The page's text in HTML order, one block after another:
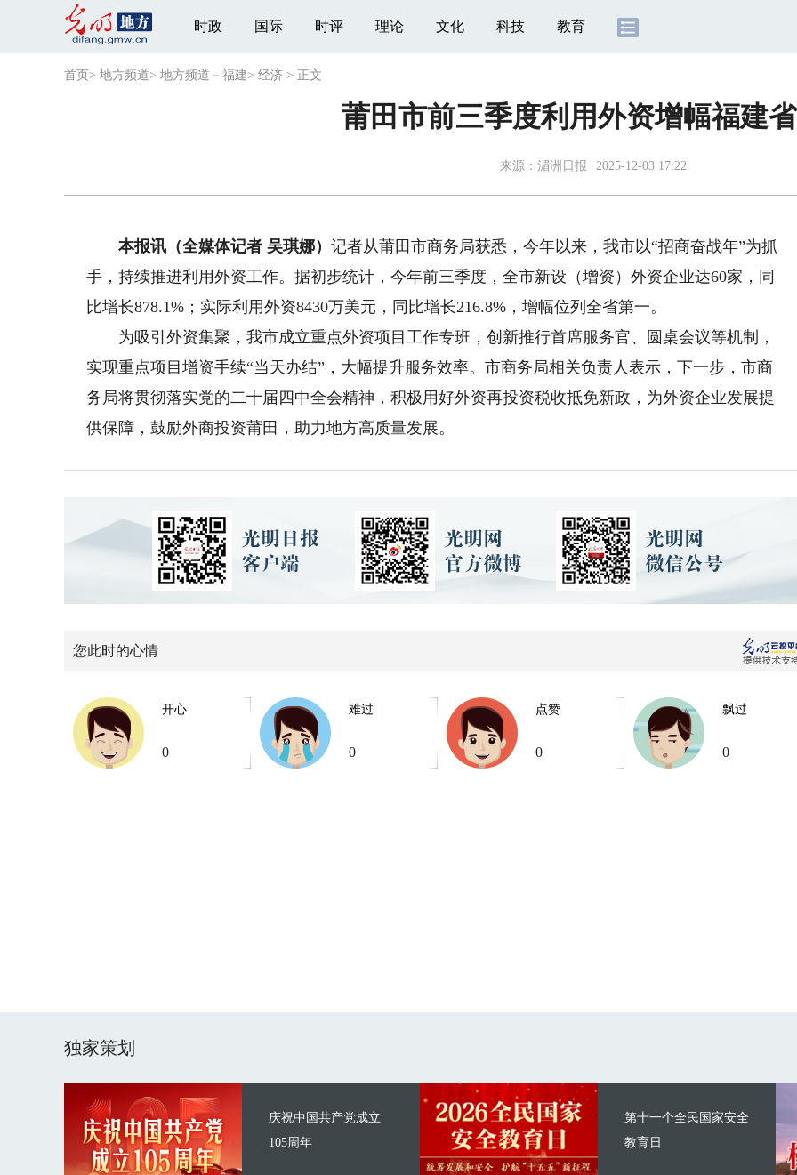
时政 国际 时评 理论 文化 科技 教育
首页 > 地方频道> 地方频道－福建> 经济 > 正文
莆田市前三季度利用外资增幅福建
来源： 湄洲日报 2025-12-03 17:22
本报讯（全媒体记者 吴琪娜）记者从莆田市商务局获悉，今年以来，我市以“招商奋战年”为抓
手，持续推进利用外资工作。据初步统计，今年前三季度，全市新设（增资）外资企业达60家，同
比增长878.1%；实际利用外资8430万美元，同比增长216.8%，增幅位列全省第一。
为吸引外资集聚，我市成立重点外资项目工作专班，创新推行首席服务官、圆桌会议等机制，
实现重点项目增资手续“当天办结”，大幅提升服务效率。市商务局相关负责人表示，下一步，市商
务局将贯彻落实党的二十届四中全会精神，积极用好外资再投资税收抵免新政，为外资企业发展提
供保障，鼓励外商投资莆田，助力地方高质量发展。
您此时的心情
开心
0
难过
0
点赞
0
飘过
0
独家策划
庆祝中国共产党成立
105周年
第十一个全民国家安全
教育日